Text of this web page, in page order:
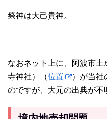
祭神は大己貴神。
なおネット上に、阿波市
寺神社）（位置
）が当社
のですが、大元の出典が不